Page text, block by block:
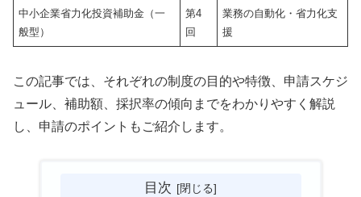
中小企業省力化投資補助金（一
般型）
第4
回
業務の自動化・省力化支
援
この記事では、それぞれの制度の目的や特徴、申請スケジ
ュール、補助額、採択率の傾向までをわかりやすく解説
し、申請のポイントもご紹介します。
目次